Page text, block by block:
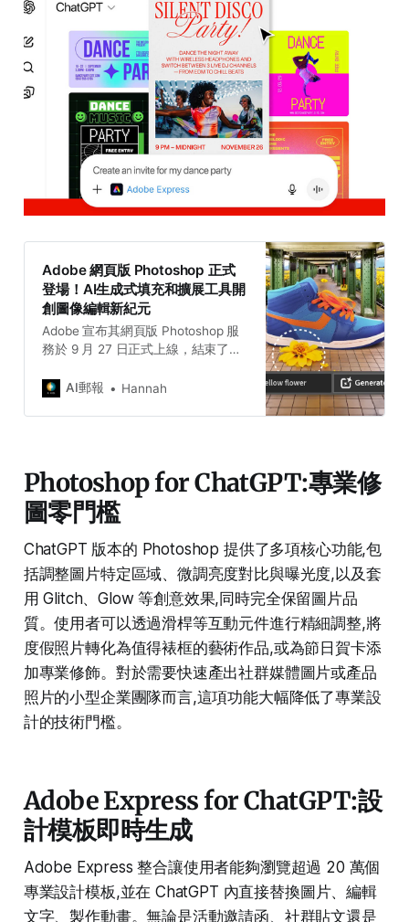
Adobe 網頁版 Photoshop 正式
登場！AI生成式填充和擴展工具開
創圖像編輯新紀元
Adobe 宣布其網頁版 Photoshop 服
務於 9 月 27 日正式上線，結束了近
Photoshop 應用程式的簡化線上版
AI郵報 Hannah
Photoshop for ChatGPT:專業修
圖零門檻
ChatGPT 版本的 Photoshop 提供了多項核心功能,包
括調整圖片特定區域、微調亮度對比與曝光度,以及套
用 Glitch、Glow 等創意效果,同時完全保留圖片品
質。使用者可以透過滑桿等互動元件進行精細調整,將
度假照片轉化為值得裱框的藝術作品,或為節日賀卡添
加專業修飾。對於需要快速產出社群媒體圖片或產品
照片的小型企業團隊而言,這項功能大幅降低了專業設
計的技術門檻。​
Adobe Express for ChatGPT:設
計模板即時生成
Adobe Express 整合讓使用者能夠瀏覽超過 20 萬個
專業設計模板,並在 ChatGPT 內直接替換圖片、編輯
文字、製作動畫。無論是活動邀請函、社群貼文還是